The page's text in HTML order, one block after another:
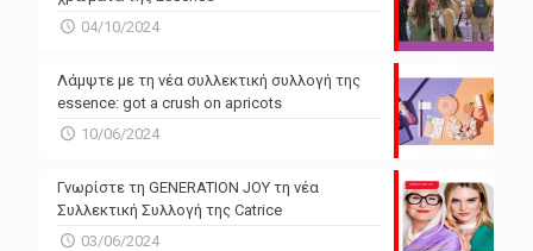
04/10/2024
Λάμψτε με τη νέα συλλεκτική συλλογή της
essence: got a crush on apricots
10/06/2024
Γνωρίστε τη GENERATION JOY τη νέα
Συλλεκτική Συλλογή της Catrice
03/06/2024